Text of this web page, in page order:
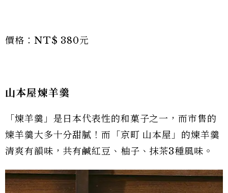
價格：NT$ 380元
山本屋煉羊羹
「煉羊羹」是日本代表性的和菓子之一，而市售的
煉羊羹大多十分甜膩！而「京町 山本屋」的煉羊羹
清爽有韻味，共有鹹紅豆、柚子、抹茶3種風味。